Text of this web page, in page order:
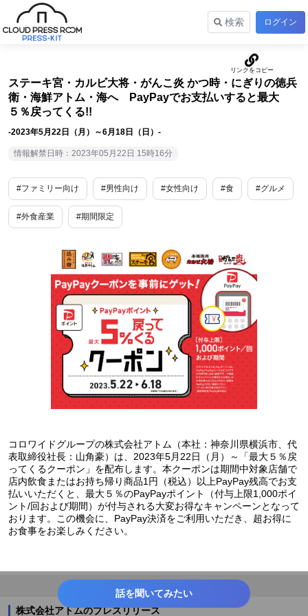
検索 ログイン
ステーキ宮・カルビ大将・がんこ炎 かつ時・にぎりの徳兵
衛・海鮮アトム・海へ PayPayでお支払いすると最大
５％戻ってくる!!
-2023年5月22日（月）～6月18日（日）-
情報解禁日時：2023年05月22日 15時16分
#ファミリー向け #男性向け #女性向け #食 #グルメ
#外食産業 #期間限定
コロワイドグループの株式会社アトム（本社：神奈川県横浜市、代
表取締役社長：山角豪）は、2023年5月22日（月）～「最大５％戻
ってくるクーポン」を配布します。本クーポンは期間中対象店舗で
店内飲食またはお持ち帰り商品1円（税込）以上PayPay残高でお支
払いいただくと、最大５％のPayPayポイント（付与上限1,000ポイ
ント/回および期間）が付与される大変お得なキャンペーンとなって
おります。この機会に、PayPay決済をご利用いただき、超お得に
お食事をお楽しみください。
株式会社アトムのプレスリリース
話を聞いてみたい